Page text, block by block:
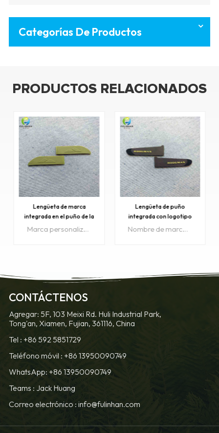
Categorías De Productos
PRODUCTOS RELACIONADOS
Lengüeta de marca
integrada en el puño de la
Marca personalizadalengüetas de los puños de las mangas Son adecuados para todo tipo de ropa, especialmente para equipos de exterior..
OBTENGA
MÁS
Lengüeta de puño
integrada con logotipo
impreso
Nombre de marca personalizadolengüetas de los puños de las mangas Son adecuados para todo tipo de ropa, especialmente para equipos de exterior..
MÁS
CONTÁCTENOS
Agregar: 5F, 103 Meixi Rd. Huli Industrial Park,
Tong'an, Xiamen, Fujian, 361116, China
Tel : +86 592 5851729
Teléfono móvil : +86 13950090749
WhatsApp: +86 13950090749
Teams : Jack Huang
Correo electrónico : info@fulinhan.com